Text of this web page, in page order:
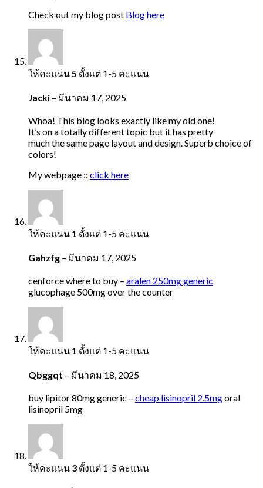
Check out my blog post Blog here
ให้คะแนน 5 ตั้งแต่ 1-5 คะแนน
Jacki – มีนาคม 17, 2025
Whoa! This blog looks exactly like my old one!
It’s on a totally different topic but it has pretty
much the same page layout and design. Superb choice of
colors!
My webpage :: click here
ให้คะแนน 1 ตั้งแต่ 1-5 คะแนน
Gahzfg – มีนาคม 17, 2025
cenforce where to buy – aralen 250mg generic
glucophage 500mg over the counter
ให้คะแนน 1 ตั้งแต่ 1-5 คะแนน
Qbggqt – มีนาคม 18, 2025
buy lipitor 80mg generic – cheap lisinopril 2.5mgoral
lisinopril 5mg
ให้คะแนน 3 ตั้งแต่ 1-5 คะแนน